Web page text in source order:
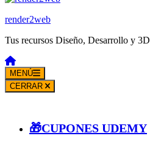
render2web
Tus recursos Diseño, Desarrollo y 3D
MENÚ
CERRAR
🎁CUPONES UDEMY